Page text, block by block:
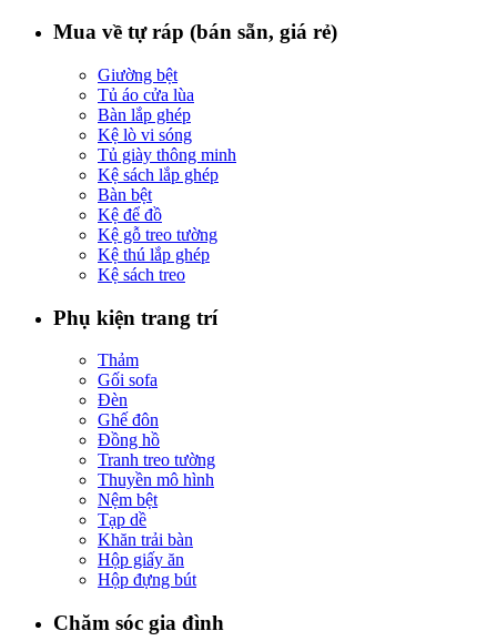
Mua về tự ráp (bán sẵn, giá rẻ)
Giường bệt
Tủ áo cửa lùa
Bàn lắp ghép
Kệ lò vi sóng
Tủ giày thông minh
Kệ sách lắp ghép
Bàn bệt
Kệ để đồ
Kệ gỗ treo tường
Kệ thú lắp ghép
Kệ sách treo
Phụ kiện trang trí
Thảm
Gối sofa
Đèn
Ghế đôn
Đồng hồ
Tranh treo tường
Thuyền mô hình
Nệm bệt
Tạp dề
Khăn trải bàn
Hộp giấy ăn
Hộp đựng bút
Chăm sóc gia đình